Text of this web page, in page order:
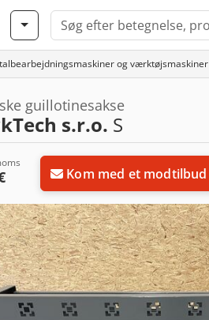
og værktøjsmaskiner
guillotinesakse
s.r.o. S
Kom med et modtilbud